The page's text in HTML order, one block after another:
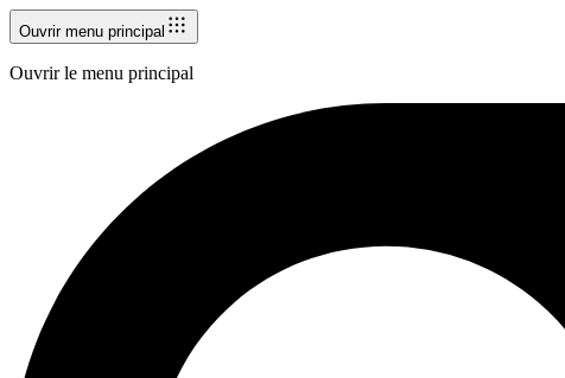
Ouvrir menu principal
Ouvrir le menu principal